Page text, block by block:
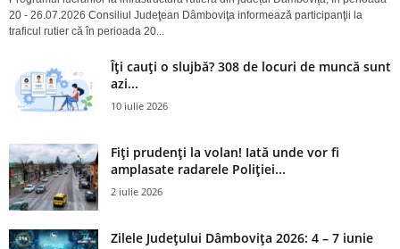
20 - 26.07.2026 Consiliul Judeţean Dâmboviţa informează participanţii la
traficul rutier că în perioada 20...
Îți cauți o slujbă? 308 de locuri de muncă sunt
azi...
10 iulie 2026
Fiți prudenți la volan! Iată unde vor fi
amplasate radarele Poliției...
2 iulie 2026
Zilele Județului Dâmbovița 2026: 4 – 7 iunie